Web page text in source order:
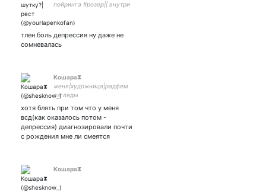
пейринга #розер|| внутри
майли сайрус - холзи| я
правом боку
тлен боль депрессия ну даже не
сомневалась
Кошара⧗
женя|художница|радфем
взгляды
хотя блять при том что у меня
всд(как оказалось потом -
депрессия) диагнозировали почти
с рождения мне ли смеятся
Кошара⧗